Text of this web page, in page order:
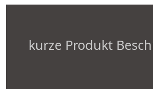
kurze Produkt